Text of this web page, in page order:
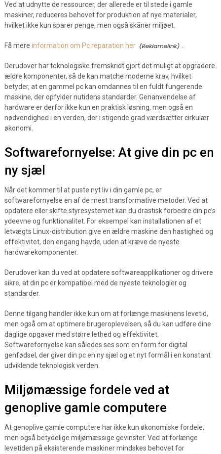
Ved at udnytte de ressourcer, der allerede er til stede i gamle
maskiner, reduceres behovet for produktion af nye materialer,
hvilket ikke kun sparer penge, men også skåner miljøet.
Få mere information om Pc reparation her
Derudover har teknologiske fremskridt gjort det muligt at opgradere
ældre komponenter, så de kan matche moderne krav, hvilket
betyder, at en gammel pc kan omdannes til en fuldt fungerende
maskine, der opfylder nutidens standarder. Genanvendelse af
hardware er derfor ikke kun en praktisk løsning, men også en
nødvendighed i en verden, der i stigende grad værdsætter cirkulær
økonomi.
Softwarefornyelse: At give din pc en
ny sjæl
Når det kommer til at puste nyt liv i din gamle pc, er
softwarefornyelse en af de mest transformative metoder. Ved at
opdatere eller skifte styresystemet kan du drastisk forbedre din pc’s
ydeevne og funktionalitet. For eksempel kan installationen af et
letvægts Linux-distribution give en ældre maskine den hastighed og
effektivitet, den engang havde, uden at kræve de nyeste
hardwarekomponenter.
Derudover kan du ved at opdatere softwareapplikationer og drivere
sikre, at din pc er kompatibel med de nyeste teknologier og
standarder.
Denne tilgang handler ikke kun om at forlænge maskinens levetid,
men også om at optimere brugeroplevelsen, så du kan udføre dine
daglige opgaver med større lethed og effektivitet.
Softwarefornyelse kan således ses som en form for digital
genfødsel, der giver din pc en ny sjæl og et nyt formål i en konstant
udviklende teknologisk verden.
Miljømæssige fordele ved at
genoplive gamle computere
At genoplive gamle computere har ikke kun økonomiske fordele,
men også betydelige miljømæssige gevinster. Ved at forlænge
levetiden på eksisterende maskiner mindskes behovet for